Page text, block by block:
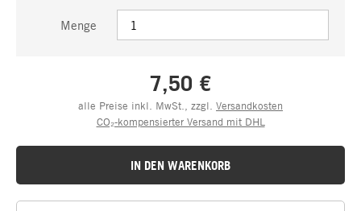
Menge
7,50 €
alle Preise inkl. MwSt., zzgl. Versandkosten
CO₂-kompensierter Versand mit DHL
IN DEN WARENKORB